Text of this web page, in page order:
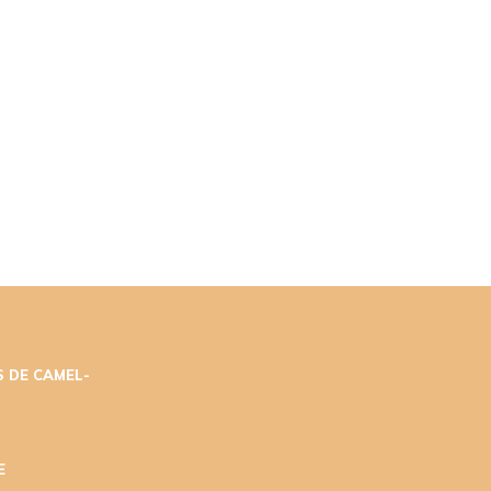
DE CAMEL-